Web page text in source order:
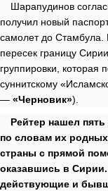
Шарапудинов
получил новый
самолет до Стамбула.
пересек границу
группировки, которая
суннитскому
— «Черновик»).
Рейтер нашел
по словам их
страны с прямой
оказавшись в
действующие и